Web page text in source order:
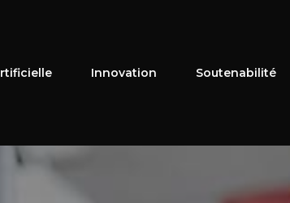
Innovation Soutenabilité